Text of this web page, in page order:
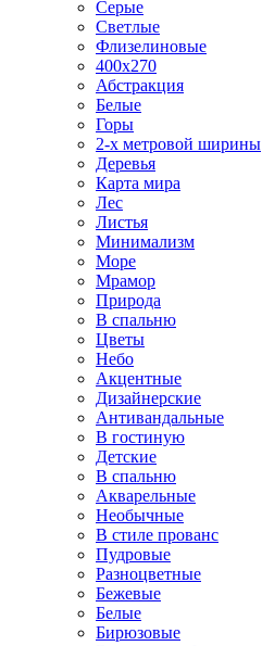
Серые
Светлые
Флизелиновые
400х270
Абстракция
Белые
Горы
2-х метровой ширины
Деревья
Карта мира
Лес
Листья
Минимализм
Море
Мрамор
Природа
В спальню
Цветы
Небо
Акцентные
Дизайнерские
Антивандальные
В гостиную
Детские
В спальню
Акварельные
Необычные
В стиле прованс
Пудровые
Разноцветные
Бежевые
Белые
Бирюзовые